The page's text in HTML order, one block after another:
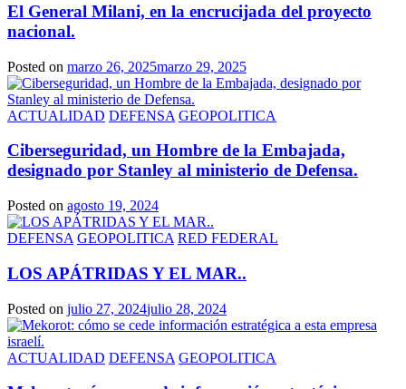
El General Milani, en la encrucijada del proyecto
nacional.
Posted on marzo 26, 2025marzo 29, 2025
ACTUALIDAD DEFENSA GEOPOLITICA
Ciberseguridad, un Hombre de la Embajada,
designado por Stanley al ministerio de Defensa.
Posted on agosto 19, 2024
DEFENSA GEOPOLITICA RED FEDERAL
LOS APÁTRIDAS Y EL MAR..
Posted on julio 27, 2024julio 28, 2024
ACTUALIDAD DEFENSA GEOPOLITICA